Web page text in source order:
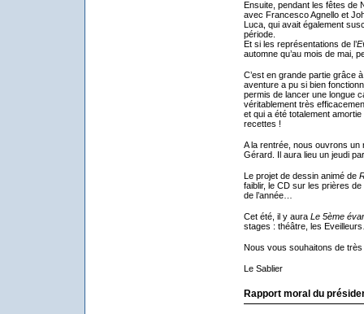
Ensuite, pendant les fêtes de
avec Francesco Agnello et
Luca, qui avait également
période.
Et si les représentations de l’
automne qu’au mois de mai,
C’est en grande partie grâce
aventure a pu si bien
permis de lancer une longue
véritablement très
et qui a été totalement
recettes !
A la rentrée, nous ouvrons un
Gérard. Il aura lieu un jeudi
Le projet de dessin animé de
faiblir, le CD sur les prières
de l’année…
Cet été, il y aura Le 5ème
stages : théâtre, les
Nous vous souhaitons de
Le Sablier
Rapport moral du